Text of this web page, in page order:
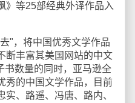
》等25部经典外译作品入
，将中国优秀文学作品
断丰富其美国网站的中文
书数量的同时，亚马逊全
秀的中国文学作品，目前
、路遥、冯唐、路内、